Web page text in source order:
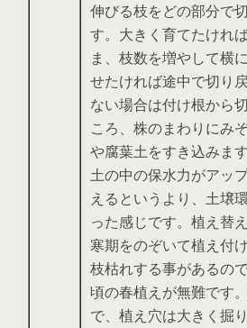
伸びる枝をどの部分で
す。大きく育てたけれ
ま、枝数を増やして横
せたければ途中で切り
ない場合は付け根から
ころ、株のまわりにみ
や腐葉土をすき込みま
土の中の保水力がアッ
えるというより、土壌
った感じです。植え替
寒期をのぞいて植え付
枝枯れする事があるの
頃の春植えが無難です
で、植え穴は大きく掘